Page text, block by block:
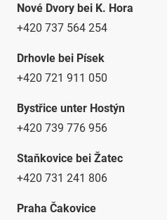
Nové Dvory bei K. Hora
+420 737 564 254
Drhovle bei Písek
+420 721 911 050
Bystřice unter Hostýn
+420 739 776 956
Staňkovice bei Žatec
+420 731 241 806
Praha Čakovice